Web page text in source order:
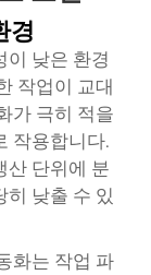
경
이 낮은 환경
작업이 교대
가 극히 적을
작용합니다.
산 단위에 분
히 낮출 수 있
화는 작업 파